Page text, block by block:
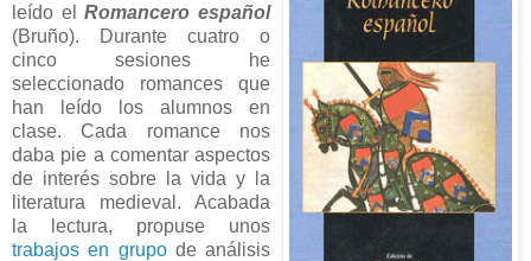
leído elRomancero español
(Bruño). Durante cuatro o
cinco sesiones he
seleccionado romances que
han leído los alumnos en
clase. Cada romance nos
daba pie a comentar aspectos
de interés sobre la vida y la
literatura medieval. Acabada
la lectura, propuse unos
trabajos en grupode análisis